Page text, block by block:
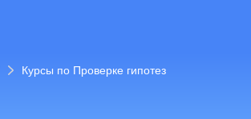
Курсы по Проверке гипотез